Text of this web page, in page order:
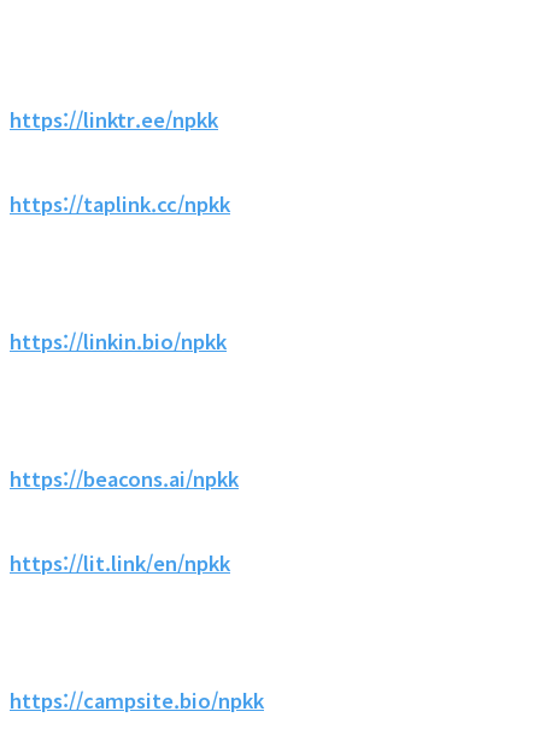
https://linktr.ee/npkk
https://taplink.cc/npkk
https://linkin.bio/npkk
https://beacons.ai/npkk
https://lit.link/en/npkk
https://campsite.bio/npkk